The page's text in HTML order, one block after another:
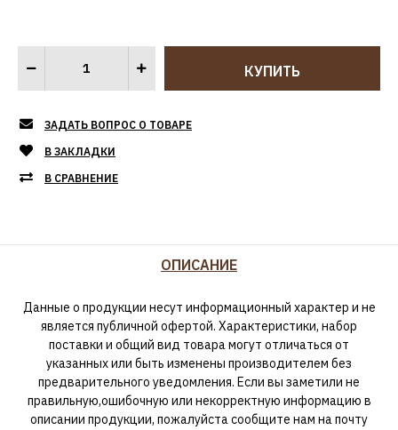
ЗАДАТЬ ВОПРОС О ТОВАРЕ
В ЗАКЛАДКИ
В СРАВНЕНИЕ
ОПИСАНИЕ
Данные о продукции несут информационный характер и не
является публичной офертой. Характеристики, набор
поставки и общий вид товара могут отличаться от
указанных или быть изменены производителем без
предварительного уведомления. Если вы заметили не
правильную,ошибочную или некорректную информацию в
описании продукции, пожалуйста сообщите нам на почту